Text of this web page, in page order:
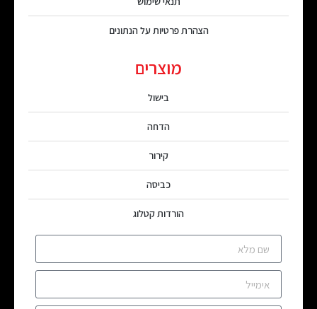
הצהרת פרטיות על הנתונים
מוצרים
בישול
הדחה
קירור
כביסה
הורדות קטלוג